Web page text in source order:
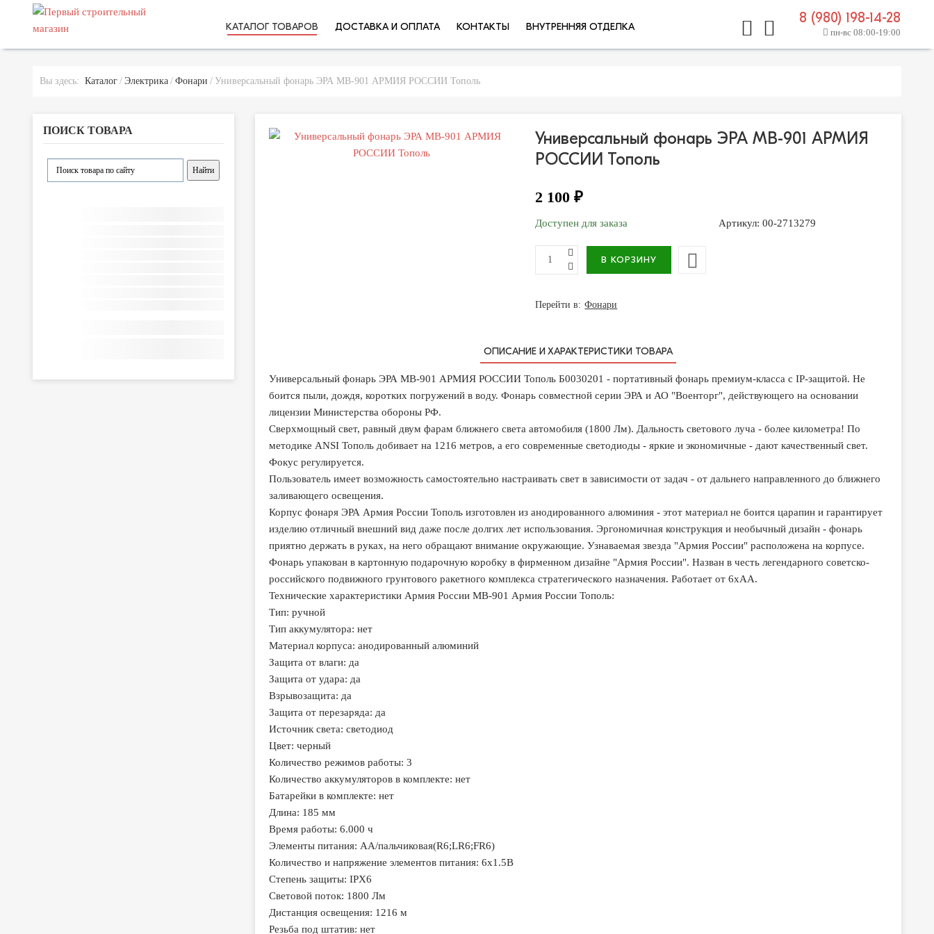
КАТАЛОГ ТОВАРОВ ДОСТАВКА И ОПЛАТА КОНТАКТЫ ВНУТРЕННЯЯ ОТДЕЛКА
8 (980) 198-14-28
пн-вс 08:00-19:00
Вы здесь: Каталог Электрика Фонари Универсальный фонарь ЭРА MB-901 АРМИЯ РОССИИ Тополь
ПОИСК ТОВАРА
Универсальный фонарь ЭРА MB-901 АРМИЯ
РОССИИ Тополь
2 100 ₽
Доступен для заказа Артикул: 00-2713279
Перейти в: Фонари
ОПИСАНИЕ И ХАРАКТЕРИСТИКИ ТОВАРА
Универсальный фонарь ЭРА MB-901 АРМИЯ РОССИИ Тополь Б0030201 - портативный фонарь премиум-класса с IP-защитой. Не
боится пыли, дождя, коротких погружений в воду. Фонарь совместной серии ЭРА и АО "Военторг", действующего на основании
лицензии Министерства обороны РФ.
Сверхмощный свет, равный двум фарам ближнего света автомобиля (1800 Лм). Дальность светового луча - более километра! По
методике ANSI Тополь добивает на 1216 метров, а его современные светодиоды - яркие и экономичные - дают качественный свет.
Фокус регулируется.
Пользователь имеет возможность самостоятельно настраивать свет в зависимости от задач - от дальнего направленного до ближнего
заливающего освещения.
Корпус фонаря ЭРА Армия России Тополь изготовлен из анодированного алюминия - этот материал не боится царапин и гарантирует
изделию отличный внешний вид даже после долгих лет использования. Эргономичная конструкция и необычный дизайн - фонарь
приятно держать в руках, на него обращают внимание окружающие. Узнаваемая звезда "Армия России" расположена на корпусе.
Фонарь упакован в картонную подарочную коробку в фирменном дизайне "Армия России". Назван в честь легендарного советско-
российского подвижного грунтового ракетного комплекса стратегического назначения. Работает от 6хAA.
Технические характеристики Армия России MB-901 Армия России Тополь:
Тип: ручной
Тип аккумулятора: нет
Материал корпуса: анодированный алюминий
Защита от влаги: да
Защита от удара: да
Взрывозащита: да
Защита от перезаряда: да
Источник света: светодиод
Цвет: черный
Количество режимов работы: 3
Количество аккумуляторов в комплекте: нет
Батарейки в комплекте: нет
Длина: 185 мм
Время работы: 6.000 ч
Элементы питания: AA/пальчиковая(R6;LR6;FR6)
Количество и напряжение элементов питания: 6х1.5В
Степень защиты: IPX6
Световой поток: 1800 Лм
Дистанция освещения: 1216 м
Резьба под штатив: нет